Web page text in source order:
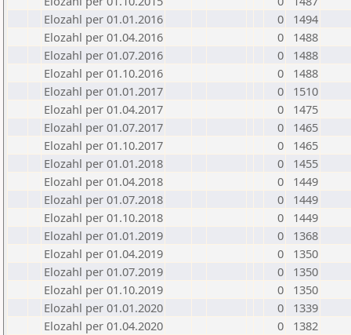
Elozahl per 01.01.2016
0
1494
Elozahl per 01.04.2016
0
1488
Elozahl per 01.07.2016
0
1488
Elozahl per 01.10.2016
0
1488
Elozahl per 01.01.2017
0
1510
Elozahl per 01.04.2017
0
1475
Elozahl per 01.07.2017
0
1465
Elozahl per 01.10.2017
0
1465
Elozahl per 01.01.2018
0
1455
Elozahl per 01.04.2018
0
1449
Elozahl per 01.07.2018
0
1449
Elozahl per 01.10.2018
0
1449
Elozahl per 01.01.2019
0
1368
Elozahl per 01.04.2019
0
1350
Elozahl per 01.07.2019
0
1350
Elozahl per 01.10.2019
0
1350
Elozahl per 01.01.2020
0
1339
Elozahl per 01.04.2020
0
1382